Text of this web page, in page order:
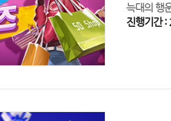
늑대의 행
진행기간